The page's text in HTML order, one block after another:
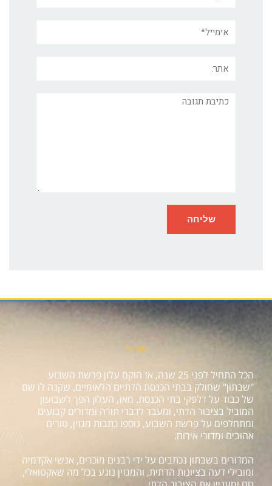
תגובה
אודות
הכל התחיל לפני 25 שנה, אז הוקם עלון פרשת השבוע
"שבתון" שחולק בבתי הכנסת הדתיים הלאומיים, שקנה לו שם
של כבוד על דלפקי בתי הכנסת. מאז, העלון הפך לשבועון
המוביל בציבור הדתי, ומעבר לדברי תורה ומדורים קבועים
ומתחלפים על פרשת השבוע, נוספו כתבות מגזין, טורים
אהובים ומדורי אירוח.
המדורים בשבתון נכתבים על ידי רבנים מוכרים, אנשי אקדמיה
ומובילי דעה בציונות הדתית, והמגזין נוגע בכל מה שאקטואלי,